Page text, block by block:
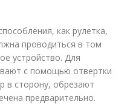
как рулетка,
проводиться в том
устройство. Для
с помощью отвертки
в сторону, обрезают
предварительно.